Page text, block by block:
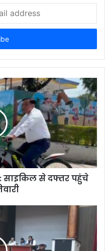
से दफ्तर पहुंचे